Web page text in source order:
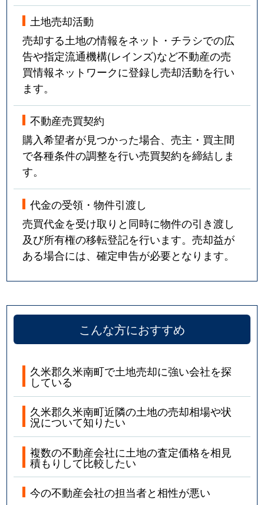
土地売却活動
売却する土地の情報をネット・チラシでの広
告や指定流通機構(レインズ)など不動産の売
買情報ネットワークに登録し売却活動を行い
ます。
不動産売買契約
購入希望者が見つかった場合、売主・買主間
で各種条件の調整を行い売買契約を締結しま
す。
代金の受領・物件引渡し
売買代金を受け取りと同時に物件の引き渡し
及び所有権の移転登記を行います。売却益が
ある場合には、確定申告が必要となります。
こんな方におすすめ
久米郡久米南町で土地売却に強い会社を探
している
久米郡久米南町近隣の土地の売却相場や状
況について知りたい
複数の不動産会社に土地の査定価格を相見
積もりして比較したい
今の不動産会社の担当者と相性が悪い